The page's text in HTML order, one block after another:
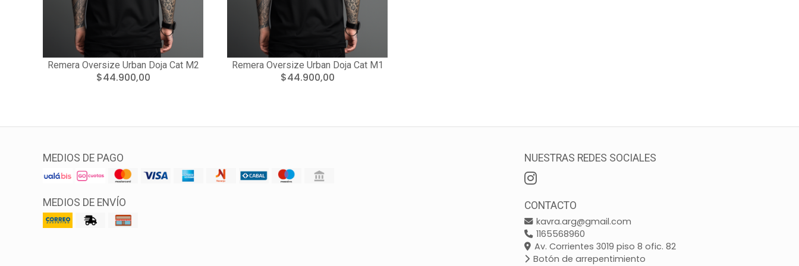
Remera Oversize Urban Doja Cat M2
$44.900,00
Remera Oversize Urban Doja Cat M1
$44.900,00
MEDIOS DE PAGO
MEDIOS DE ENVÍO
NUESTRAS REDES SOCIALES
CONTACTO
kavra.arg@gmail.com
1165568960
Av. Corrientes 3019 piso 8 ofic. 82
Botón de arrepentimiento